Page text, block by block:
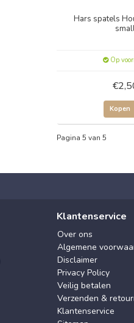
Hars spatels
Op
Kopen
Pagina 5 van 5
Klantenservice
Over ons
Algemene
Disclaimer
Privacy Policy
Veilig betalen
Verzenden &
Klantenservice